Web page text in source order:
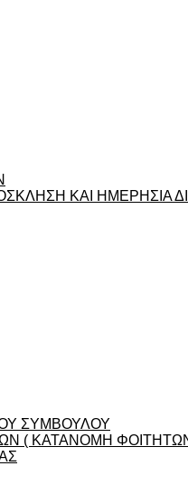
ΚΑΙ ΗΜΕΡΗΣΙΑ
ΣΥΜΒΟΥΛΟΥ
( ΚΑΤΑΝΟΜΗ